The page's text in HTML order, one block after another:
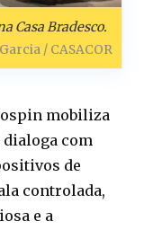
Casa Bradesco.
/ CASACOR
mobiliza
com
de
controlada,
e a